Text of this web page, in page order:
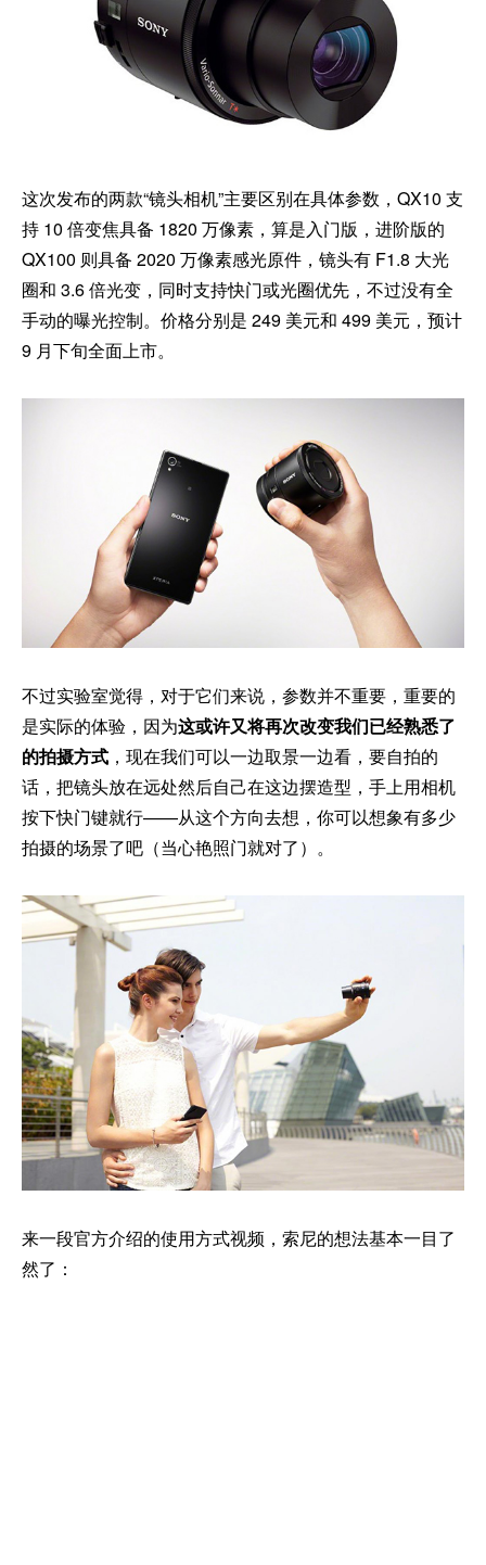
这次发布的两款“镜头相机”主要区别在具体参数，QX10 支
持 10 倍变焦具备 1820 万像素，算是入门版，进阶版的
QX100 则具备 2020 万像素感光原件，镜头有 F1.8 大光
圈和 3.6 倍光变，同时支持快门或光圈优先，不过没有全
手动的曝光控制。价格分别是 249 美元和 499 美元，预计
9 月下旬全面上市。
不过实验室觉得，对于它们来说，参数并不重要，重要的
是实际的体验，因为这或许又将再次改变我们已经熟悉了
的拍摄方式 ，现在我们可以一边取景一边看，要自拍的
话，把镜头放在远处然后自己在这边摆造型，手上用相机
按下快门键就行——从这个方向去想，你可以想象有多少
拍摄的场景了吧（当心艳照门就对了）。
来一段官方介绍的使用方式视频，索尼的想法基本一目了
然了：